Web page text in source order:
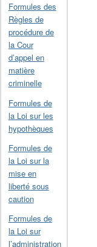
Formules des
Règles de
procédure de
la Cour
d’appel en
matière
criminelle
Formules de
la Loi sur les
hypothèques
Formules de
la Loi sur la
mise en
liberté sous
caution
Formules de
la Loi sur
l’administration